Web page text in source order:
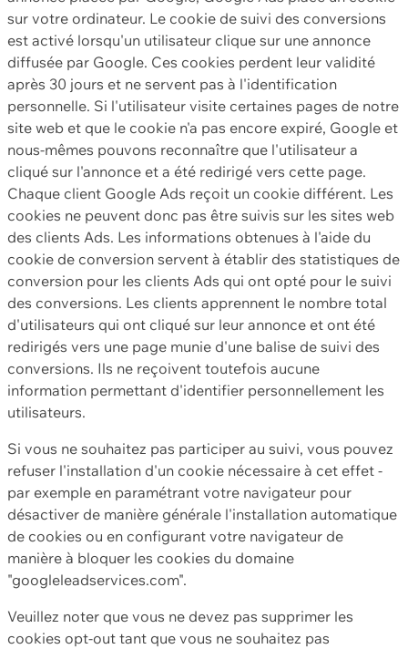
sur votre ordinateur. Le cookie de suivi des conversions
est activé lorsqu'un utilisateur clique sur une annonce
diffusée par Google. Ces cookies perdent leur validité
après 30 jours et ne servent pas à l'identification
personnelle. Si l'utilisateur visite certaines pages de notre
site web et que le cookie n'a pas encore expiré, Google et
nous-mêmes pouvons reconnaître que l'utilisateur a
cliqué sur l'annonce et a été redirigé vers cette page.
Chaque client Google Ads reçoit un cookie différent. Les
cookies ne peuvent donc pas être suivis sur les sites web
des clients Ads. Les informations obtenues à l'aide du
cookie de conversion servent à établir des statistiques de
conversion pour les clients Ads qui ont opté pour le suivi
des conversions. Les clients apprennent le nombre total
d'utilisateurs qui ont cliqué sur leur annonce et ont été
redirigés vers une page munie d'une balise de suivi des
conversions. Ils ne reçoivent toutefois aucune
information permettant d'identifier personnellement les
utilisateurs.
Si vous ne souhaitez pas participer au suivi, vous pouvez
refuser l'installation d'un cookie nécessaire à cet effet -
par exemple en paramétrant votre navigateur pour
désactiver de manière générale l'installation automatique
de cookies ou en configurant votre navigateur de
manière à bloquer les cookies du domaine
"googleleadservices.com".
Veuillez noter que vous ne devez pas supprimer les
cookies opt-out tant que vous ne souhaitez pas